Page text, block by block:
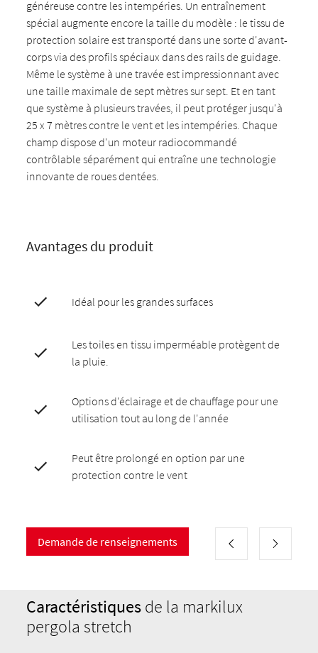
généreuse contre les intempéries. Un entraînement
spécial augmente encore la taille du modèle : le tissu de
protection solaire est transporté dans une sorte d'avant-
corps via des profils spéciaux dans des rails de guidage.
Même le système à une travée est impressionnant avec
une taille maximale de sept mètres sur sept. Et en tant
que système à plusieurs travées, il peut protéger jusqu'à
25 x 7 mètres contre le vent et les intempéries. Chaque
champ dispose d'un moteur radiocommandé
contrôlable séparément qui entraîne une technologie
innovante de roues dentées.
Avantages du produit
Idéal pour les grandes surfaces
Les toiles en tissu imperméable protègent de
la pluie.
Options d'éclairage et de chauffage pour une
utilisation tout au long de l'année
Peut être prolongé en option par une
protection contre le vent
Demande de renseignements
Caractéristiquesde la markilux
pergola stretch